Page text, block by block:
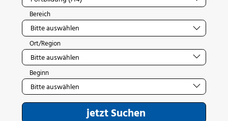
Bereich
Ort/Region
Beginn
jetzt Suchen